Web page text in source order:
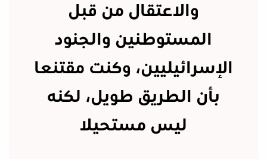
والاعتقال من قبل
المستوطنين والجنود
الإسرائيليين، وكنت مقتنعا
بأن الطريق طويل، لكنه
ليس مستحيلا